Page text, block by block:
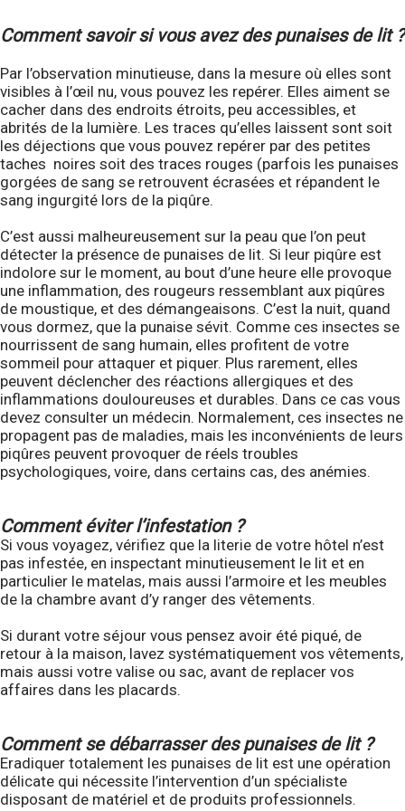
Comment savoir si vous avez des punaises de lit ?
Par l’observation minutieuse, dans la mesure où elles sont
visibles à l’œil nu, vous pouvez les repérer. Elles aiment se
cacher dans des endroits étroits, peu accessibles, et
abrités de la lumière. Les traces qu’elles laissent sont soit
les déjections que vous pouvez repérer par des petites
taches noires soit des traces rouges (parfois les punaises
gorgées de sang se retrouvent écrasées et répandent le
sang ingurgité lors de la piqûre.
C’est aussi malheureusement sur la peau que l’on peut
détecter la présence de punaises de lit. Si leur piqûre est
indolore sur le moment, au bout d’une heure elle provoque
une inflammation, des rougeurs ressemblant aux piqûres
de moustique, et des démangeaisons. C’est la nuit, quand
vous dormez, que la punaise sévit. Comme ces insectes se
nourrissent de sang humain, elles profitent de votre
sommeil pour attaquer et piquer. Plus rarement, elles
peuvent déclencher des réactions allergiques et des
inflammations douloureuses et durables. Dans ce cas vous
devez consulter un médecin. Normalement, ces insectes ne
propagent pas de maladies, mais les inconvénients de leurs
piqûres peuvent provoquer de réels troubles
psychologiques, voire, dans certains cas, des anémies.
Comment éviter l’infestation ?
Si vous voyagez, vérifiez que la literie de votre hôtel n’est
pas infestée, en inspectant minutieusement le lit et en
particulier le matelas, mais aussi l’armoire et les meubles
de la chambre avant d’y ranger des vêtements.
Si durant votre séjour vous pensez avoir été piqué, de
retour à la maison, lavez systématiquement vos vêtements,
mais aussi votre valise ou sac, avant de replacer vos
affaires dans les placards.
Comment se débarrasser des punaises de lit ?
Eradiquer totalement les punaises de lit est une opération
délicate qui nécessite l’intervention d’un spécialiste
disposant de matériel et de produits professionnels.